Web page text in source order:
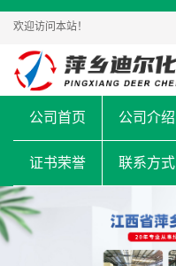
欢迎访问本站！
公司首页 公司介绍
证书荣誉 联系方式